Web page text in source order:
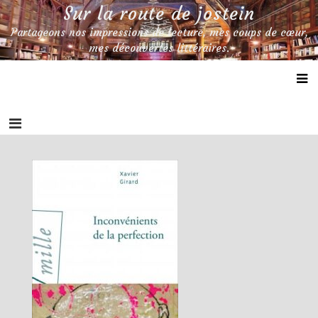
Skip
to
content
Sur la route de jostein
Partageons nos impressions de lecture, mes coups de cœur,
mes découvertes littéraires.